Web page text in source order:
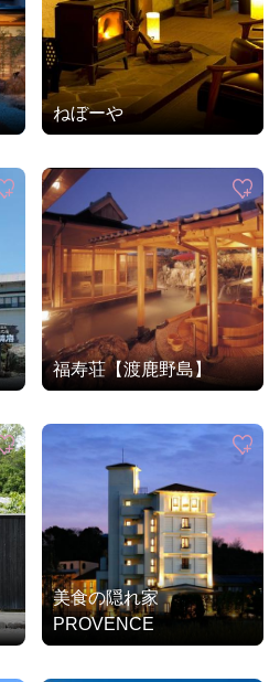
ねぼーや
福寿荘【渡鹿野島】
美食の隠れ家
PROVENCE